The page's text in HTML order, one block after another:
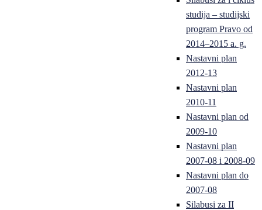
studija – studijski
program Pravo od
2014–2015 a. g.
Nastavni plan
2012-13
Nastavni plan
2010-11
Nastavni plan od
2009-10
Nastavni plan
2007-08 i 2008-09
Nastavni plan do
2007-08
Silabusi za II